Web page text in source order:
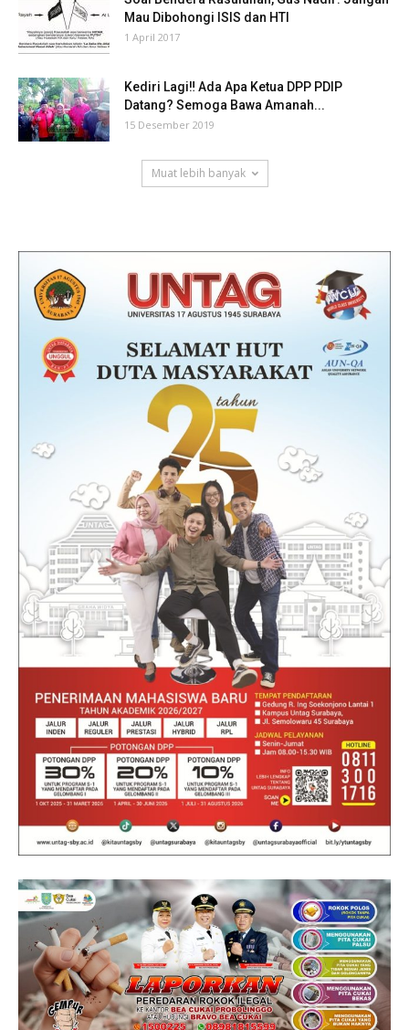
Mau Dibohongi ISIS dan HTI
1 April 2017
Kediri Lagi‼ Ada Apa Ketua DPP PDIP
Datang? Semoga Bawa Amanah...
15 Desember 2019
Muat lebih banyak